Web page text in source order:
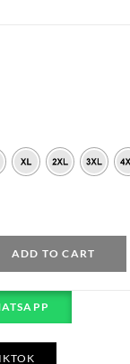
ADD TO CART